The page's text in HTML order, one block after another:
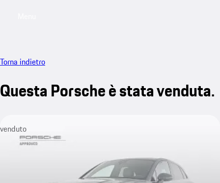
Torna indietro
Questa Porsche è stata venduta.
venduto